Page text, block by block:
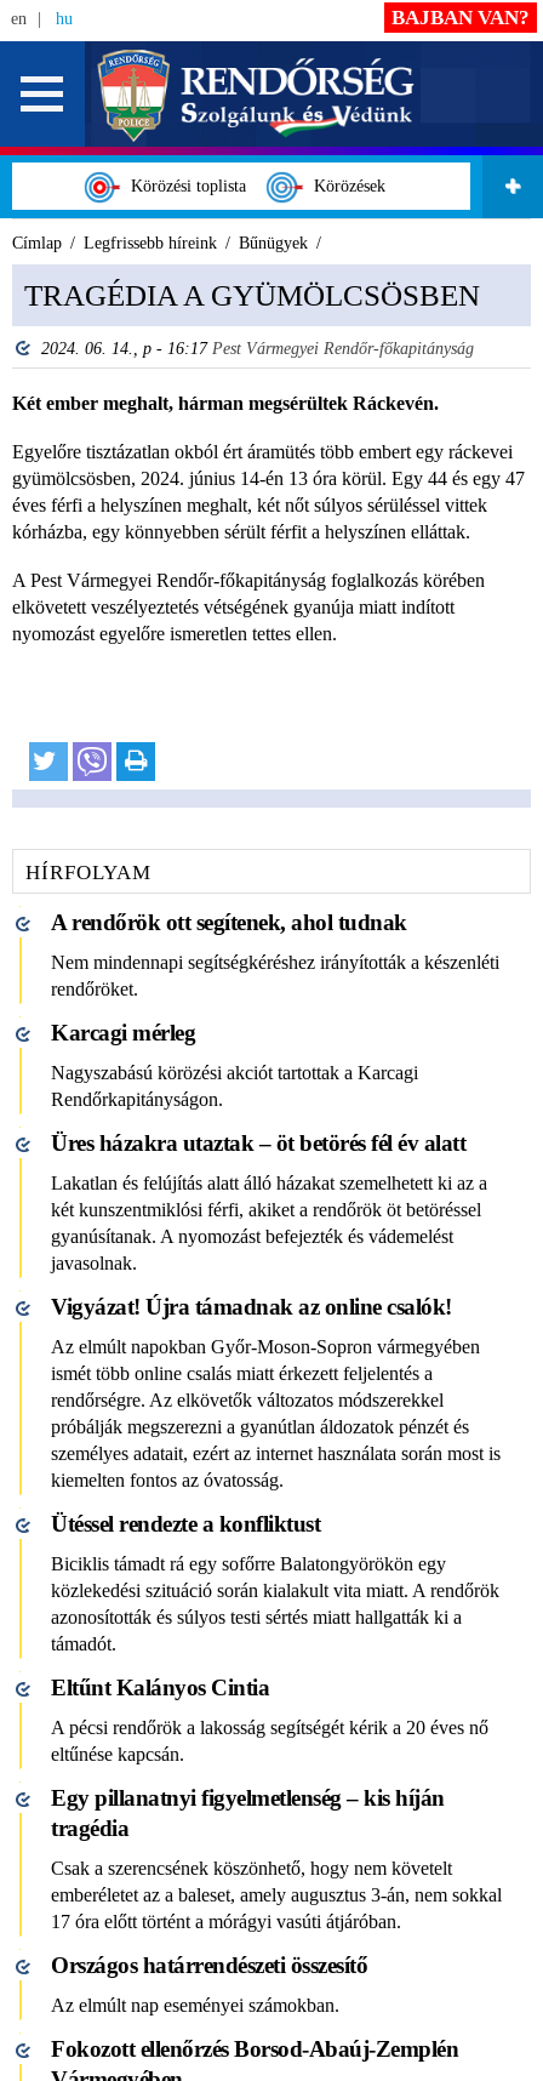
en hu
Körözési toplista Körözések
BAJBAN VAN?
Címlap Legfrissebb híreink Bűnügyek
TRAGÉDIA A GYÜMÖLCSÖSBEN
2024. 06. 14., p - 16:17 Pest Vármegyei Rendőr-főkapitányság
Két ember meghalt, hárman megsérültek Ráckevén.
Egyelőre tisztázatlan okból ért áramütés több embert egy ráckevei
gyümölcsösben, 2024. június 14-én 13 óra körül. Egy 44 és egy 47
éves férfi a helyszínen meghalt, két nőt súlyos sérüléssel vittek
kórházba, egy könnyebben sérült férfit a helyszínen elláttak.
A Pest Vármegyei Rendőr-főkapitányság foglalkozás körében
elkövetett veszélyeztetés vétségének gyanúja miatt indított
nyomozást egyelőre ismeretlen tettes ellen.
HÍRFOLYAM
A rendőrök ott segítenek, ahol tudnak
Nem mindennapi segítségkéréshez irányították a készenléti
rendőröket.
Karcagi mérleg
Nagyszabású körözési akciót tartottak a Karcagi
Rendőrkapitányságon.
Üres házakra utaztak – öt betörés fél év alatt
Lakatlan és felújítás alatt álló házakat szemelhetett ki az a
két kunszentmiklósi férfi, akiket a rendőrök öt betöréssel
gyanúsítanak. A nyomozást befejezték és vádemelést
javasolnak.
Vigyázat! Újra támadnak az online csalók!
Az elmúlt napokban Győr-Moson-Sopron vármegyében
ismét több online csalás miatt érkezett feljelentés a
rendőrségre. Az elkövetők változatos módszerekkel
próbálják megszerezni a gyanútlan áldozatok pénzét és
személyes adatait, ezért az internet használata során most is
kiemelten fontos az óvatosság.
Ütéssel rendezte a konfliktust
Biciklis támadt rá egy sofőrre Balatongyörökön egy
közlekedési szituáció során kialakult vita miatt. A rendőrök
azonosították és súlyos testi sértés miatt hallgatták ki a
támadót.
Eltűnt Kalányos Cintia
A pécsi rendőrök a lakosság segítségét kérik a 20 éves nő
eltűnése kapcsán.
Egy pillanatnyi figyelmetlenség – kis híján
tragédia
Csak a szerencsének köszönhető, hogy nem követelt
emberéletet az a baleset, amely augusztus 3-án, nem sokkal
17 óra előtt történt a mórágyi vasúti átjáróban.
Országos határrendészeti összesítő
Az elmúlt nap eseményei számokban.
Fokozott ellenőrzés Borsod-Abaúj-Zemplén